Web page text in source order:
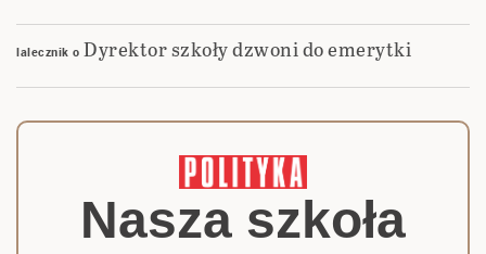
lalecznik o Dyrektor szkoły dzwoni do emerytki
Nasza szkoła